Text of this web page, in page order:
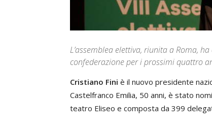
L’assemblea elettiva, riunita a Roma,
confederazione per i prossimi quattro
Cristiano Fini è il nuovo presidente
Castelfranco Emilia, 50 anni, è stato
teatro Eliseo e composta da 399